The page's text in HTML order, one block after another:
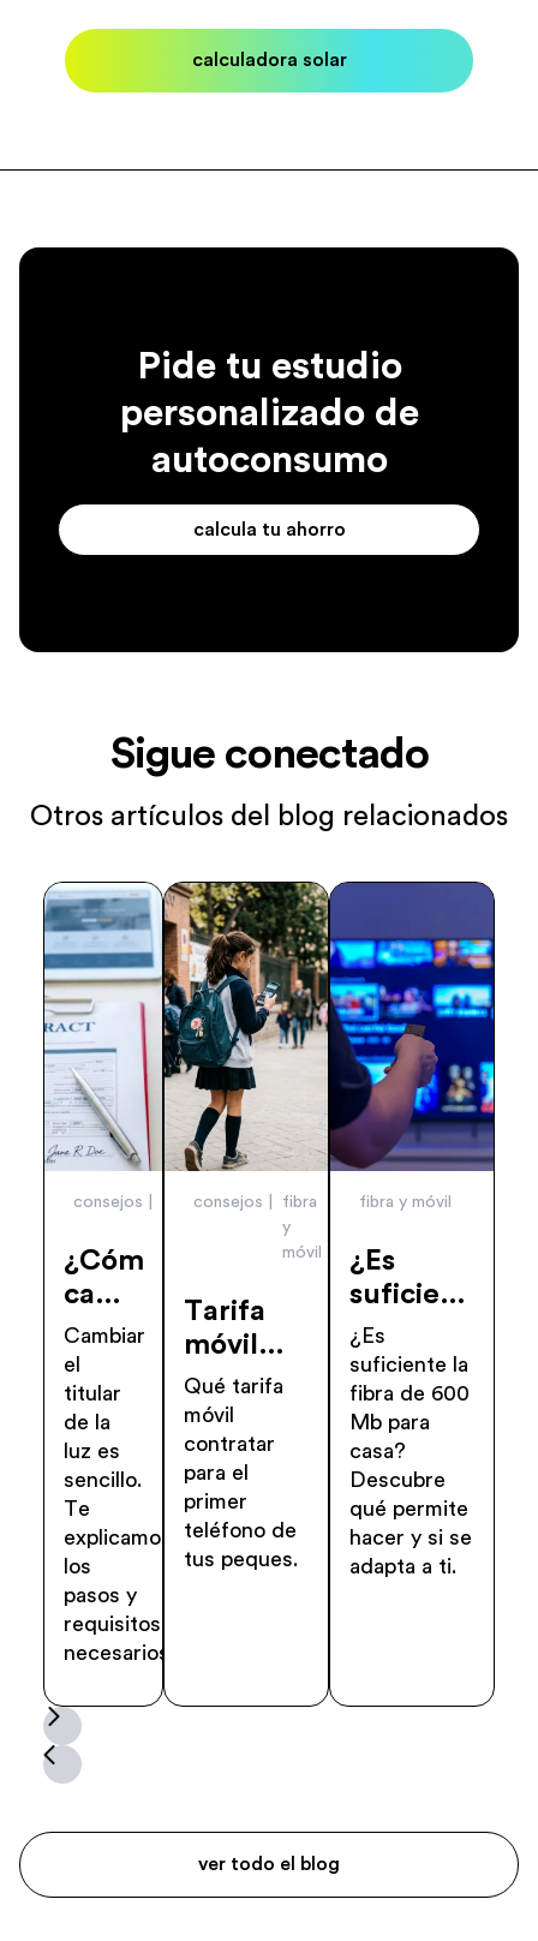
calculadora solar
Pide tu estudio
personalizado de
autoconsumo
calcula tu ahorro
Sigue conectado
Otros artículos del blog relacionados
consejos energía
¿Cómo
cambiar
el
titular
de la
luz
del
contrato?
Cambiar
el
titular
de la
luz es
sencillo.
Te
explicamos
los
pasos y
requisitos
necesarios.
consejos
fibra
y
móvil
Tarifa
móvil
para el
primer
smartphone
Qué tarifa
móvil
contratar
para el
primer
teléfono de
tus peques.
fibra y móvil
¿Es
suficiente
la fibra
600 Mb
para una
casa?
¿Es
suficiente la
fibra de 600
Mb para
casa?
Descubre
qué permite
hacer y si se
adapta a ti.
ver todo el blog